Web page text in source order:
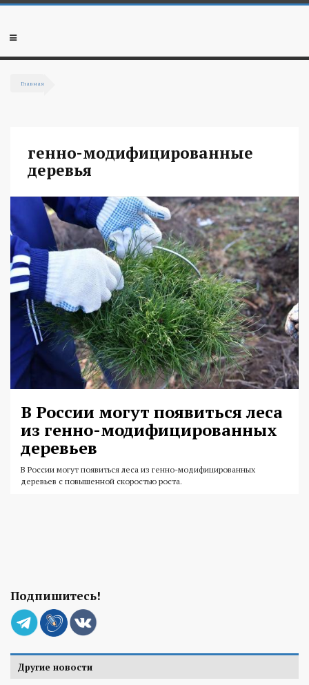
Перейти к основному содержанию
Мобильное
Главная
генно-модифицированные
деревья
В России могут появиться леса
из генно-модифицированных
деревьев
В России могут появиться леса из генно-модифицированных
деревьев с повышенной скоростью роста.
Подпишитесь!
Другие новости